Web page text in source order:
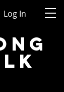
Log In